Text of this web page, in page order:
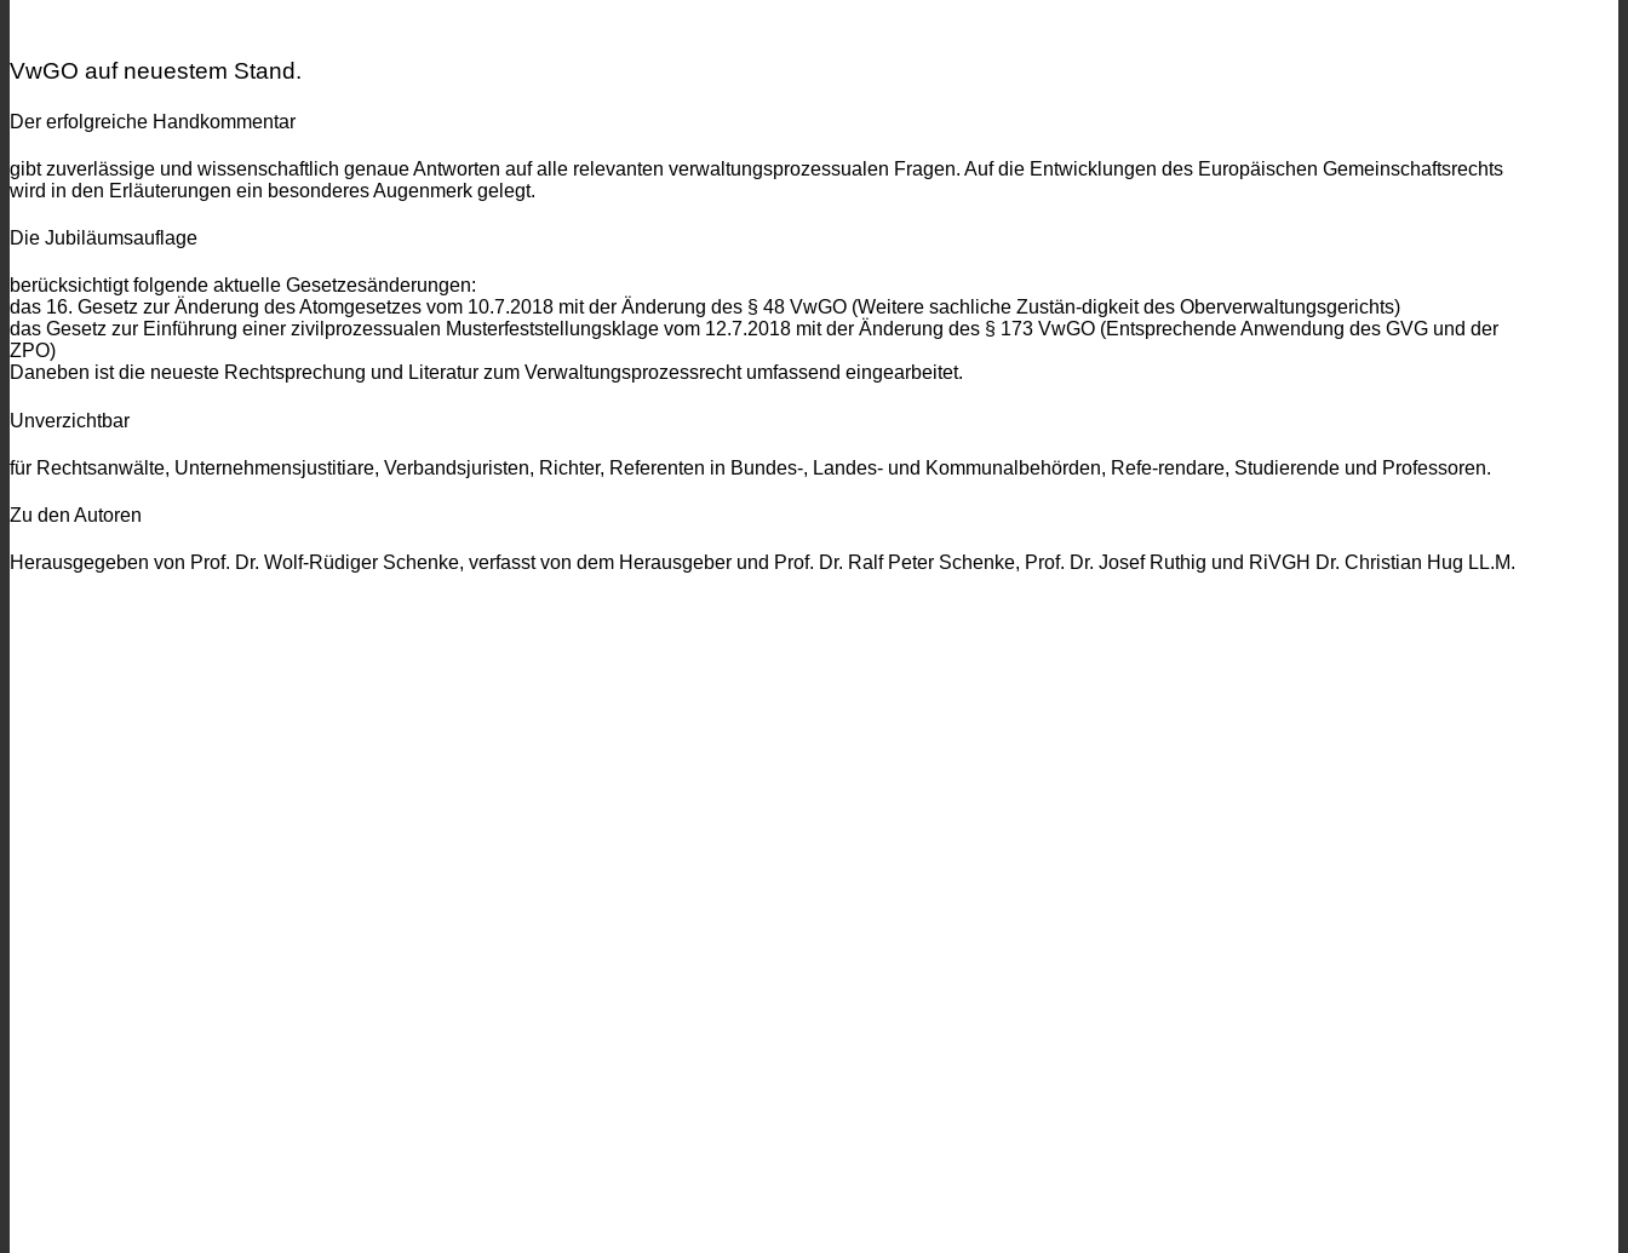
VwGO auf neuestem Stand.
Der erfolgreiche Handkommentar
gibt zuverlässige und wissenschaftlich genaue Antworten auf alle relevanten verwaltungsprozessualen Fragen. Auf die Entwicklungen des Europäischen Gemeinschaftsrechts
wird in den Erläuterungen ein besonderes Augenmerk gelegt.
Die Jubiläumsauflage
berücksichtigt folgende aktuelle Gesetzesänderungen:
das 16. Gesetz zur Änderung des Atomgesetzes vom 10.7.2018 mit der Änderung des § 48 VwGO (Weitere sachliche Zustän-digkeit des Oberverwaltungsgerichts)
das Gesetz zur Einführung einer zivilprozessualen Musterfeststellungsklage vom 12.7.2018 mit der Änderung des § 173 VwGO (Entsprechende Anwendung des GVG und der
ZPO)
Daneben ist die neueste Rechtsprechung und Literatur zum Verwaltungsprozessrecht umfassend eingearbeitet.
Unverzichtbar
für Rechtsanwälte, Unternehmensjustitiare, Verbandsjuristen, Richter, Referenten in Bundes-, Landes- und Kommunalbehörden, Refe-rendare, Studierende und Professoren.
Zu den Autoren
Herausgegeben von Prof. Dr. Wolf-Rüdiger Schenke, verfasst von dem Herausgeber und Prof. Dr. Ralf Peter Schenke, Prof. Dr. Josef Ruthig und RiVGH Dr. Christian Hug LL.M.